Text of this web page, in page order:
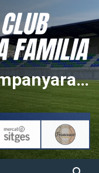
Valors que ens acompanyaran tota la vida